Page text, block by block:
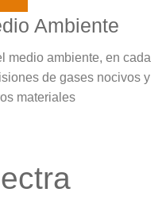
Ambiente
medio ambiente, en cada
de gases nocivos y
materiales